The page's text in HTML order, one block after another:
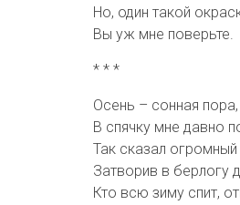
Но, один такой
Вы уж мне поверьте.
* * *
Осень – сонная пора,
В спячку мне давно
Так сказал огромный
Затворив в берлогу
Кто всю зиму спит,